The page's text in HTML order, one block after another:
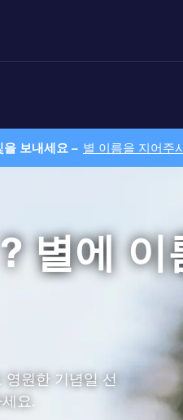
을 보내세요 – 별 이름을 지어주
별에 이
원한 기념일 선
요.